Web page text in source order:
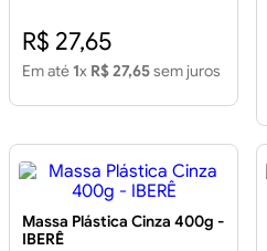
R$ 27,65
Em até 1x R$ 27,65sem juros
Massa Plástica Cinza 400g -
IBERÊ